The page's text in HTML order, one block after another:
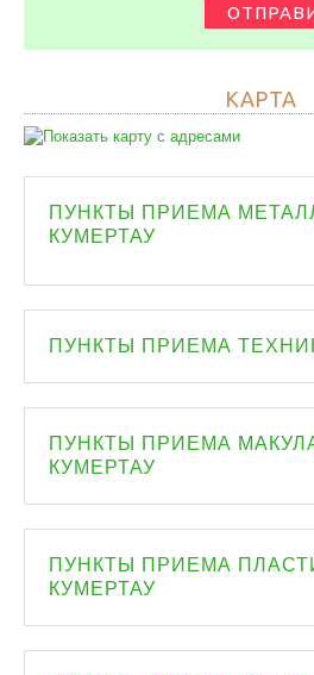
КАРТА
ПУНКТЫ ПРИЕМА
КУМЕРТАУ
ПУНКТЫ ПРИЕМА
ПУНКТЫ ПРИЕМА
КУМЕРТАУ
ПУНКТЫ ПРИЕМА
КУМЕРТАУ